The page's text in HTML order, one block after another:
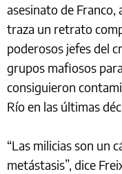
asesinato de Franco,
traza un retrato
poderosos jefes del
grupos mafiosos
consiguieron
Río en las últimas
“Las milicias son un
metástasis”, dice